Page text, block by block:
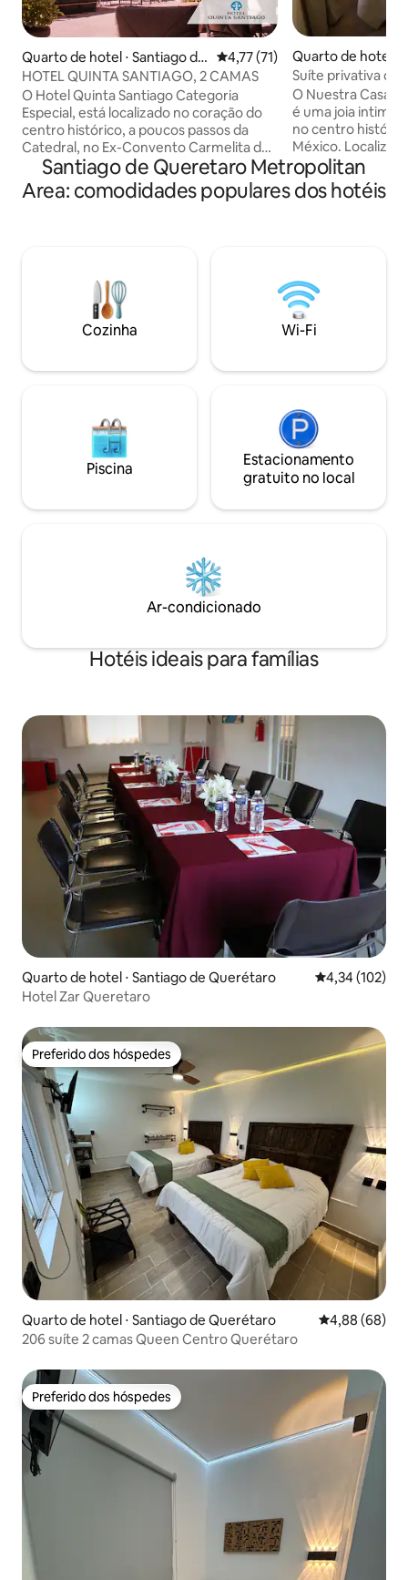
Quarto de hotel ⋅ Santiago de
Querétaro
4,77 de uma avaliação média
4,77 (71)
HOTEL QUINTA SANTIAGO, 2 CAMAS
O Hotel Quinta Santiago Categoria
Especial, está localizado no coração do
centro histórico, a poucos passos da
Catedral, no Ex-Convento Carmelita do
século XVIII, com estacionamento
gratuito para os seus hóspedes dentro
das instalações e proporcionando o
no centro desta cidade emblemática e
majestosa de Queretaro.
Quarto de hotel ⋅
uerétaro
Suíte privativa
perfeita
O Nuestra Casa
é uma joia
no centro
México.
século XX,
luxo com uma
homenagem a
hóspedes,
centro histórico
Querétaro.
Santiago de Queretaro Metropolitan
Area: comodidades populares dos hotéis
Cozinha Wi-Fi
Piscina
Estacionamento
gratuito no local
Ar-condicionado
Hotéis ideais para famílias
Quarto de hotel ⋅ Santiago de Querétaro 4,34 de uma
4,34 (102)
Hotel Zar Queretaro
Preferido dos hóspedes
Preferido dos hóspedes
Quarto de hotel ⋅ Santiago de Querétaro 4,88 de uma
4,88 (68)
206 suíte 2 camas Queen Centro Querétaro
Preferido dos hóspedes
Preferido dos hóspedes